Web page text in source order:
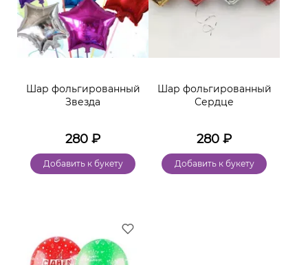
Шар фольгированный
Звезда
280 ₽
Добавить к букету
Шар фольгированный
Сердце
280 ₽
Добавить к букету